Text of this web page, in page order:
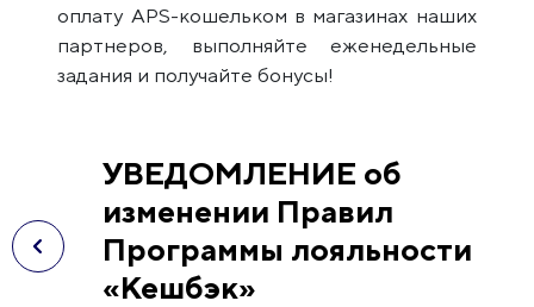
оплату APS-кошельком в магазинах наших
партнеров, выполняйте еженедельные
задания и получайте бонусы!
УВЕДОМЛЕНИЕ об
изменении Правил
Программы лояльности
«Кешбэк»